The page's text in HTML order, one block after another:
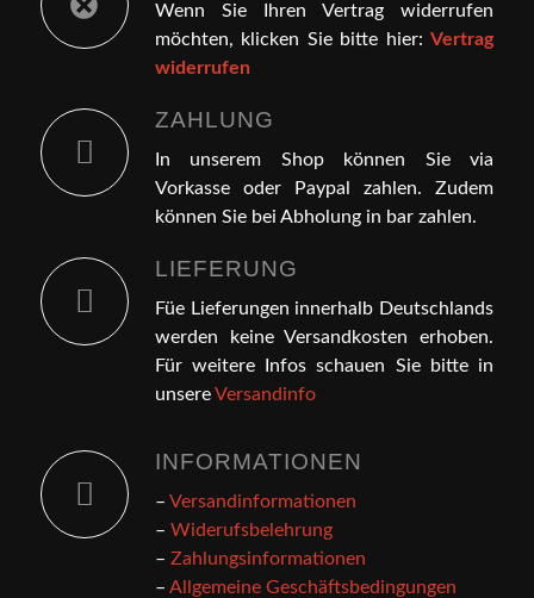
Wenn Sie Ihren Vertrag widerrufen
möchten, klicken Sie bitte hier:Vertrag
widerrufen
ZAHLUNG
In unserem Shop können Sie via
Vorkasse oder Paypal zahlen. Zudem
können Sie bei Abholung in bar zahlen.
LIEFERUNG
Füe Lieferungen innerhalb Deutschlands
werden keine Versandkosten erhoben.
Für weitere Infos schauen Sie bitte in
unsereVersandinfo
INFORMATIONEN
– Versandinformationen
– Widerufsbelehrung
– Zahlungsinformationen
– Allgemeine Geschäftsbedingungen